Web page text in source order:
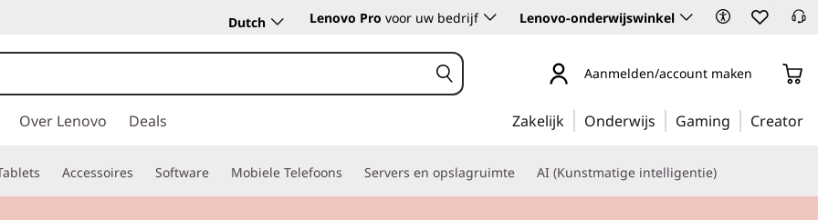
Dutch Lenovo Pro voor uw bedrijf Lenovo-onderwijswinkel
Aanmelden/account maken
Over Lenovo Deals Zakelijk Onderwijs Gaming Creator
Accessoires Software Mobiele Telefoons Servers en opslagruimte AI (Kunstmatige intelligentie)